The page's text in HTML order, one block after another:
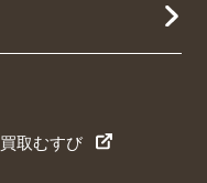
買取むすび